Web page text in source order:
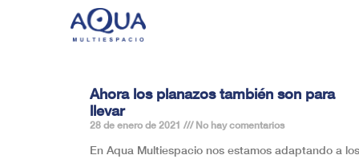
Ahora los planazos también son para
llevar
28 de enero de 2021 No hay comentarios
En Aqua Multiespacio nos estamos adaptando a los